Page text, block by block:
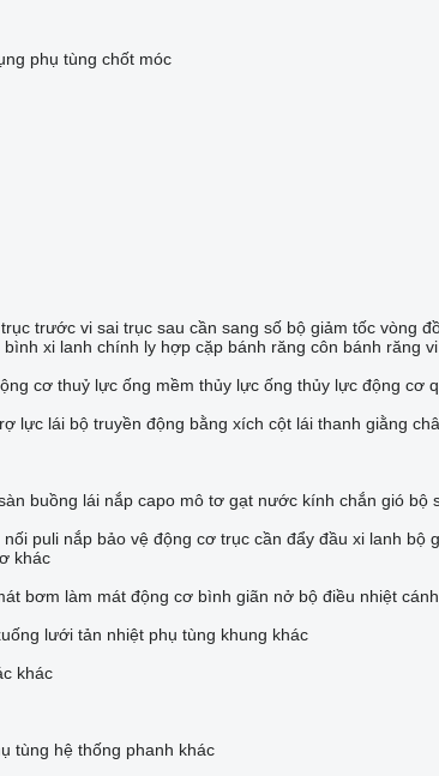
phụ tùng chốt móc
trục trước vi sai trục sau cần sang số bộ giảm tốc vòng
bình xi lanh chính ly hợp cặp bánh răng côn bánh răng
cơ thuỷ lực ống mềm thủy lực ống thủy lực động cơ
lực lái bộ truyền động bằng xích cột lái thanh giằng
buồng lái nắp capo mô tơ gạt nước kính chắn gió bộ
nối puli nắp bảo vệ động cơ trục cần đẩy đầu xi lanh bộ
khác
bơm làm mát động cơ bình giãn nở bộ điều nhiệt
lưới tản nhiệt phụ tùng khung khác
khác
tùng hệ thống phanh khác